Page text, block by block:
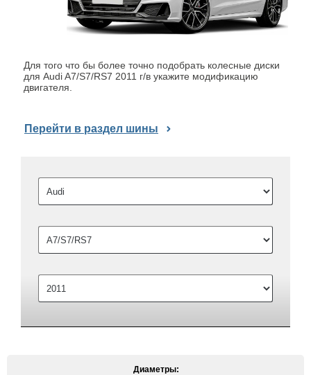
Для того что бы более точно подобрать колесные диски
для Audi A7/S7/RS7 2011 г/в укажите модификацию
двигателя.
Перейти в раздел шины
Диаметры: